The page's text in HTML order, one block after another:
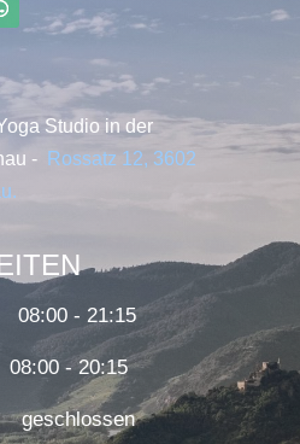
Studio in der
-
Rossatz 12, 3602
.
08:00 - 21:15
08:00 - 20:15
geschlossen